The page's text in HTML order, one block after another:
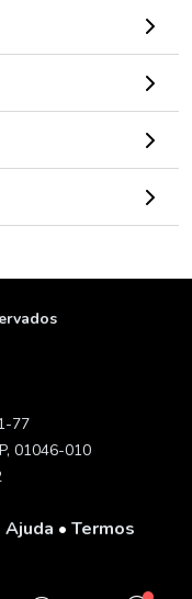
77
01046-010
Ajuda • Termos